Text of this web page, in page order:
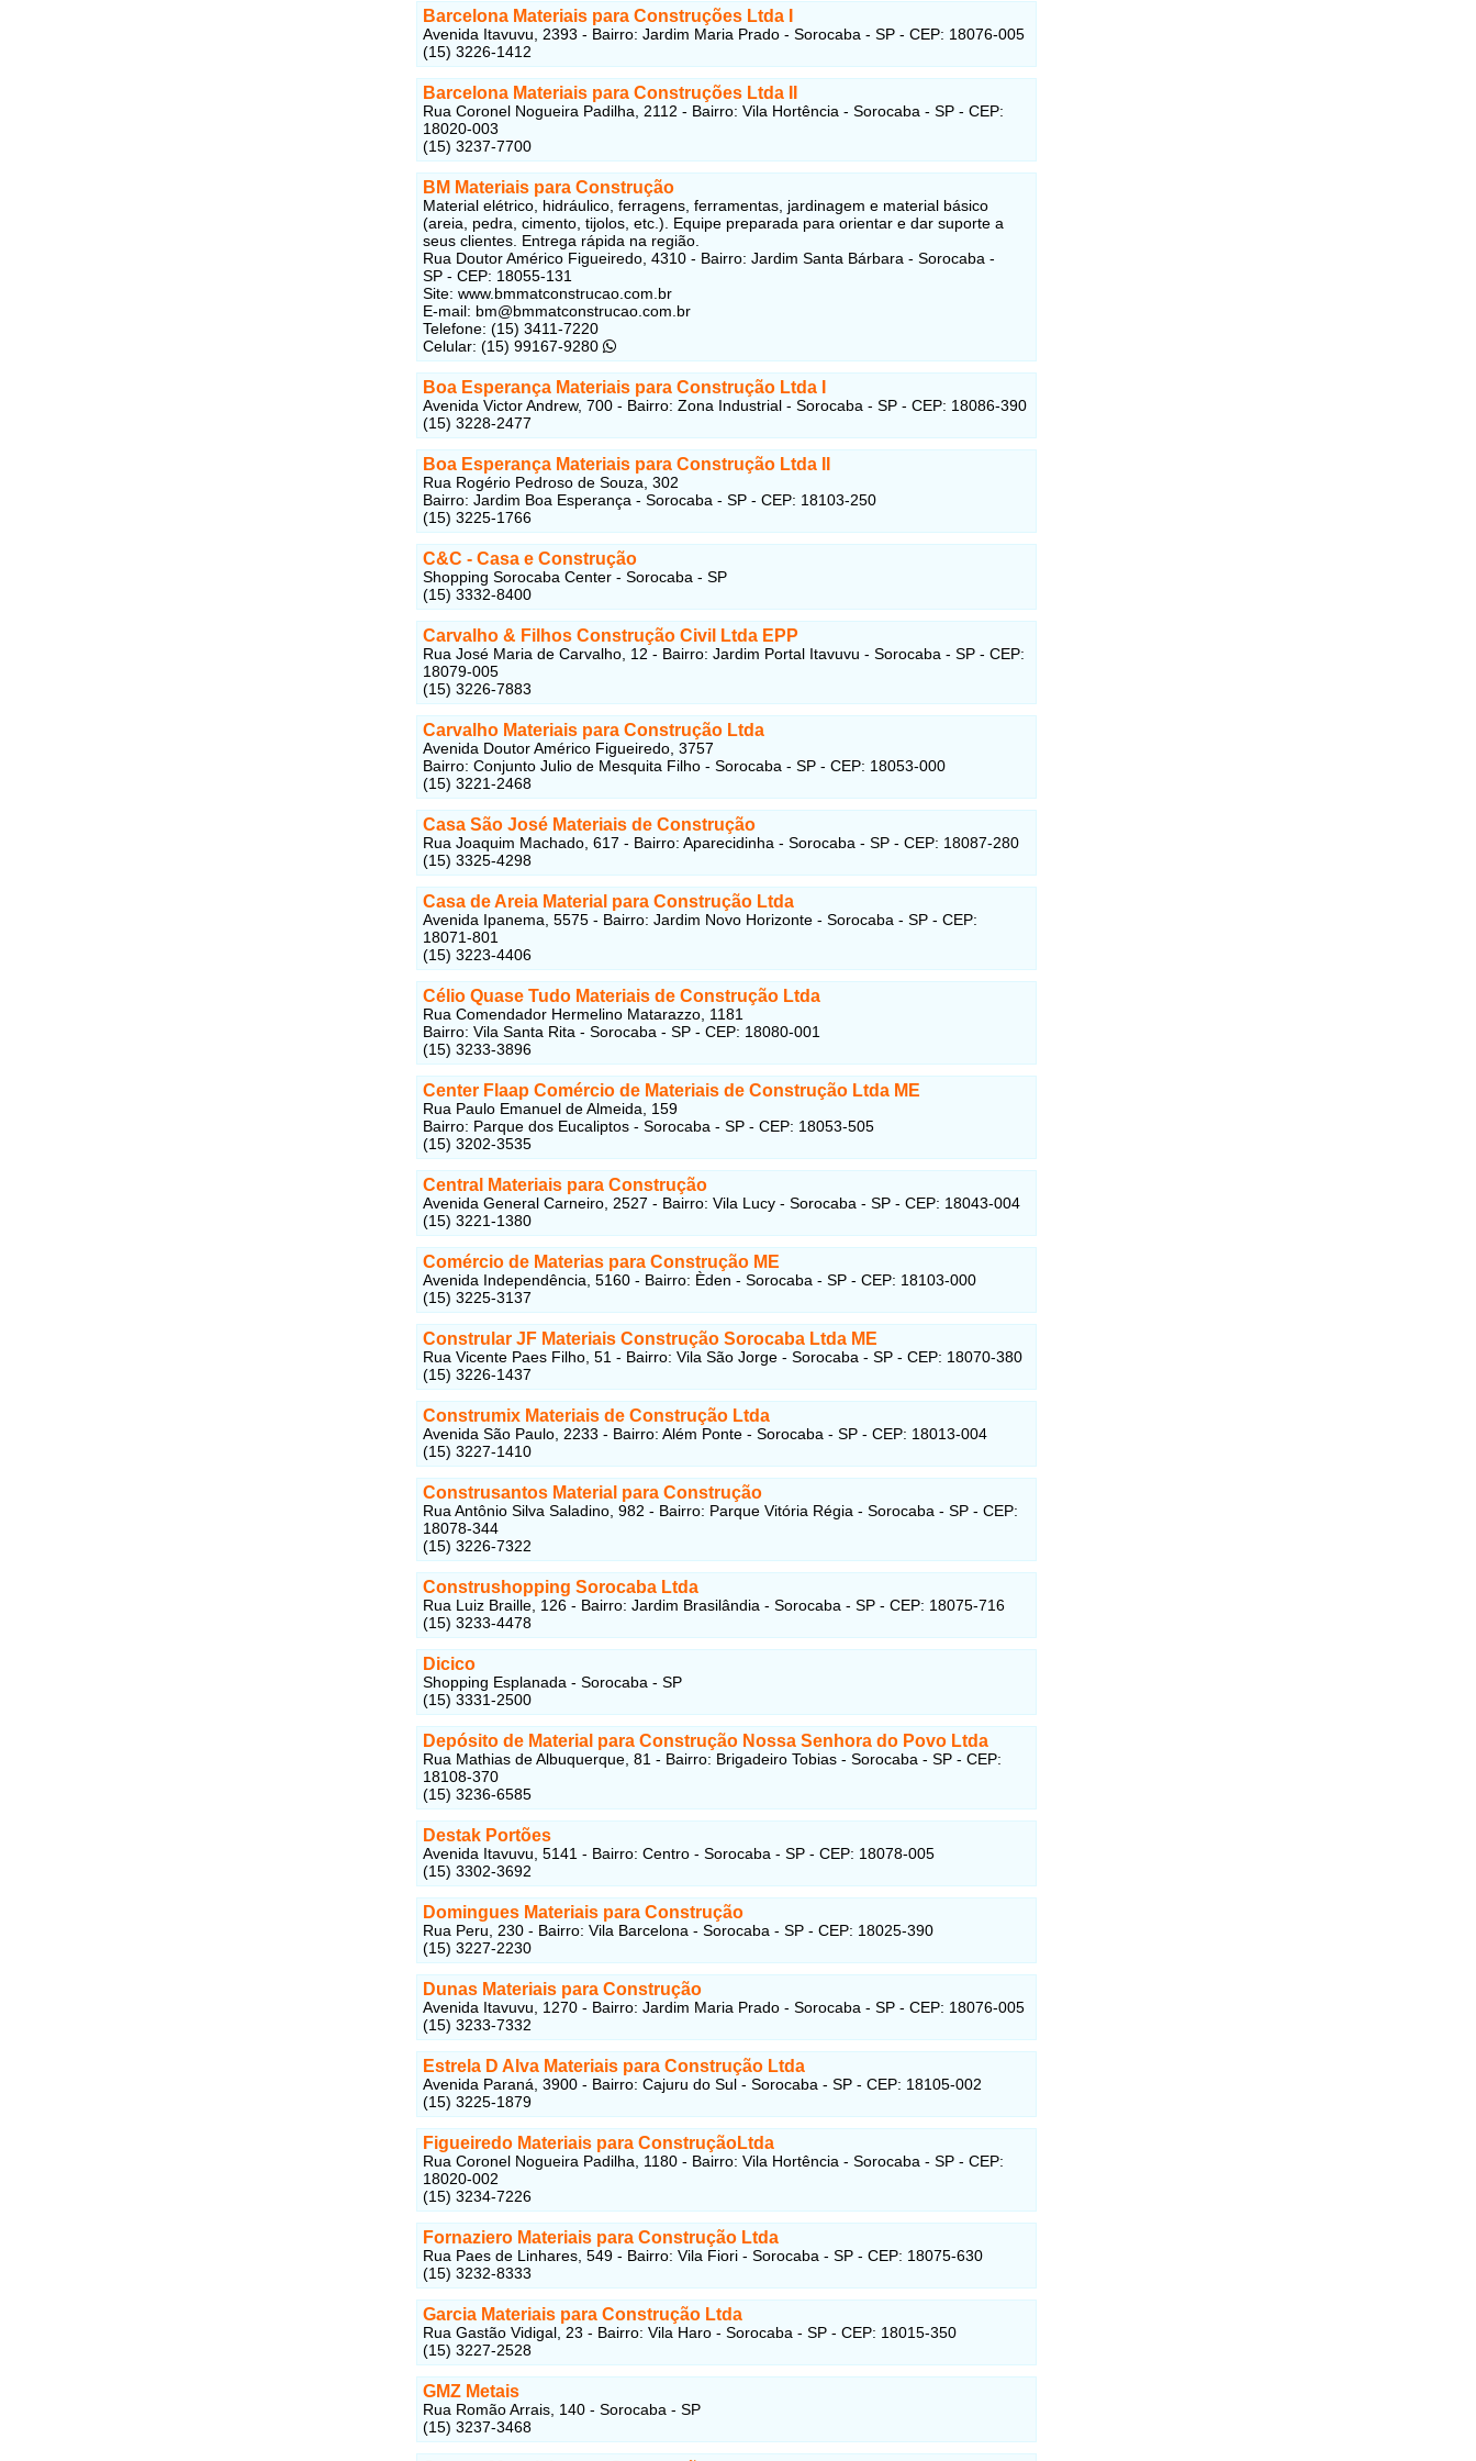
Barcelona Materiais para Construções Ltda I
Avenida Itavuvu, 2393 - Bairro: Jardim Maria Prado - Sorocaba - SP - CEP: 18076-005
(15) 3226-1412
Barcelona Materiais para Construções Ltda
Rua Coronel Nogueira Padilha, 2112 - Bairro: Vila Hortência - Sorocaba - SP - CEP:
18020-003
(15) 3237-7700
BM Materiais para Construção
Material elétrico, hidráulico, ferragens, ferramentas, jardinagem e material básico
(areia, pedra, cimento, tijolos, etc.). Equipe preparada para orientar e dar suporte a
seus clientes. Entrega rápida na região.
Rua Doutor Américo Figueiredo, 4310 - Bairro: Jardim Santa Bárbara - Sorocaba -
SP - CEP: 18055-131
Site: www.bmmatconstrucao.com.br
E-mail: bm@bmmatconstrucao.com.br
Telefone: (15) 3411-7220
Celular: (15) 99167-9280
Boa Esperança Materiais para Construção Ltda
Avenida Victor Andrew, 700 - Bairro: Zona Industrial - Sorocaba - SP - CEP: 18086-390
(15) 3228-2477
Boa Esperança Materiais para Construção Ltda II
Rua Rogério Pedroso de Souza, 302
Bairro: Jardim Boa Esperança - Sorocaba - SP - CEP: 18103-250
(15) 3225-1766
C&C - Casa e Construção
Shopping Sorocaba Center - Sorocaba - SP
(15) 3332-8400
Carvalho & Filhos Construção Civil Ltda EPP
Rua José Maria de Carvalho, 12 - Bairro: Jardim Portal Itavuvu - Sorocaba - SP - CEP:
18079-005
(15) 3226-7883
Carvalho Materiais para Construção Ltda
Avenida Doutor Américo Figueiredo, 3757
Bairro: Conjunto Julio de Mesquita Filho - Sorocaba - SP - CEP: 18053-000
(15) 3221-2468
Casa São José Materiais de Construção
Rua Joaquim Machado, 617 - Bairro: Aparecidinha - Sorocaba - SP - CEP: 18087-280
(15) 3325-4298
Casa de Areia Material para Construção Ltda
Avenida Ipanema, 5575 - Bairro: Jardim Novo Horizonte - Sorocaba - SP - CEP:
18071-801
(15) 3223-4406
Célio Quase Tudo Materiais de Construção Ltda
Rua Comendador Hermelino Matarazzo, 1181
Bairro: Vila Santa Rita - Sorocaba - SP - CEP: 18080-001
(15) 3233-3896
Center Flaap Comércio de Materiais de Construção Ltda ME
Rua Paulo Emanuel de Almeida, 159
Bairro: Parque dos Eucaliptos - Sorocaba - SP - CEP: 18053-505
(15) 3202-3535
Central Materiais para Construção
Avenida General Carneiro, 2527 - Bairro: Vila Lucy - Sorocaba - SP - CEP: 18043-004
(15) 3221-1380
Comércio de Materias para Construção ME
Avenida Independência, 5160 - Bairro: Èden - Sorocaba - SP - CEP: 18103-000
(15) 3225-3137
Constrular JF Materiais Construção Sorocaba Ltda ME
Rua Vicente Paes Filho, 51 - Bairro: Vila São Jorge - Sorocaba - SP - CEP: 18070-380
(15) 3226-1437
Construmix Materiais de Construção Ltda
Avenida São Paulo, 2233 - Bairro: Além Ponte - Sorocaba - SP - CEP: 18013-004
(15) 3227-1410
Construsantos Material para Construção
Rua Antônio Silva Saladino, 982 - Bairro: Parque Vitória Régia - Sorocaba - SP - CEP:
18078-344
(15) 3226-7322
Construshopping Sorocaba Ltda
Rua Luiz Braille, 126 - Bairro: Jardim Brasilândia - Sorocaba - SP - CEP: 18075-716
(15) 3233-4478
Dicico
Shopping Esplanada - Sorocaba - SP
(15) 3331-2500
Depósito de Material para Construção Nossa Senhora do Povo Ltda
Rua Mathias de Albuquerque, 81 - Bairro: Brigadeiro Tobias - Sorocaba - SP - CEP:
18108-370
(15) 3236-6585
Destak Portões
Avenida Itavuvu, 5141 - Bairro: Centro - Sorocaba - SP - CEP: 18078-005
(15) 3302-3692
Domingues Materiais para Construção
Rua Peru, 230 - Bairro: Vila Barcelona - Sorocaba - SP - CEP: 18025-390
(15) 3227-2230
Dunas Materiais para Construção
Avenida Itavuvu, 1270 - Bairro: Jardim Maria Prado - Sorocaba - SP - CEP: 18076-005
(15) 3233-7332
Estrela D Alva Materiais para Construção Ltda
Avenida Paraná, 3900 - Bairro: Cajuru do Sul - Sorocaba - SP - CEP: 18105-002
(15) 3225-1879
Figueiredo Materiais para ConstruçãoLtda
Rua Coronel Nogueira Padilha, 1180 - Bairro: Vila Hortência - Sorocaba - SP - CEP:
18020-002
(15) 3234-7226
Fornaziero Materiais para Construção Ltda
Rua Paes de Linhares, 549 - Bairro: Vila Fiori - Sorocaba - SP - CEP: 18075-630
(15) 3232-8333
Garcia Materiais para Construção Ltda
Rua Gastão Vidigal, 23 - Bairro: Vila Haro - Sorocaba - SP - CEP: 18015-350
(15) 3227-2528
GMZ Metais
Rua Romão Arrais, 140 - Sorocaba - SP
(15) 3237-3468